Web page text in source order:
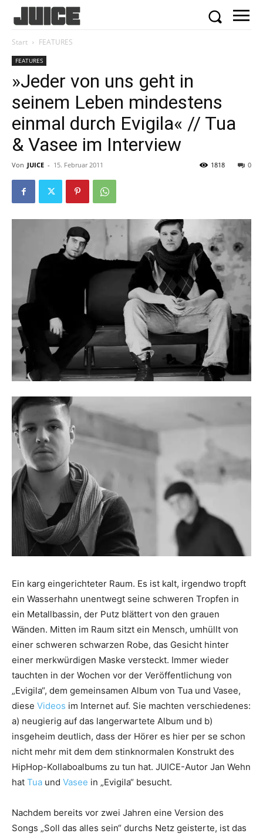
Start FEATURES
FEATURES
»Jeder von uns geht in
seinem Leben mindestens
einmal durch Evigila« // Tua
& Vasee im Interview
Von JUICE - 15. Februar 2011 0
1818
Ein karg eingerichteter Raum. Es ist kalt, irgendwo tropft
ein Wasserhahn unentwegt seine schweren Tropfen in
ein Metallbassin, der Putz blättert von den grauen
Wänden. Mitten im Raum sitzt ein Mensch, umhüllt von
einer schweren schwarzen Robe, das Gesicht hinter
einer merkwürdigen Maske versteckt. Immer wieder
tauchten in der Wochen vor der Veröffentlichung von
„Evigila“, dem gemeinsamen Album von Tua und Vasee,
diese Videos im Internet auf. Sie machten verschiedenes:
a) neugierig auf das langerwartete Album und b)
insgeheim deutlich, dass der Hörer es hier per se schon
nicht mehr mit dem dem stinknormalen Konstrukt des
HipHop-Kollaboalbums zu tun hat. JUICE-Autor Jan Wehn
hat Tua und Vasee in „Evigila“ besucht.
Nachdem bereits vor zwei Jahren eine Version des
Songs „Soll das alles sein“ durchs Netz geisterte, ist das